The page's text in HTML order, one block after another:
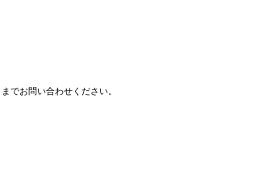
までお問い合わせください。